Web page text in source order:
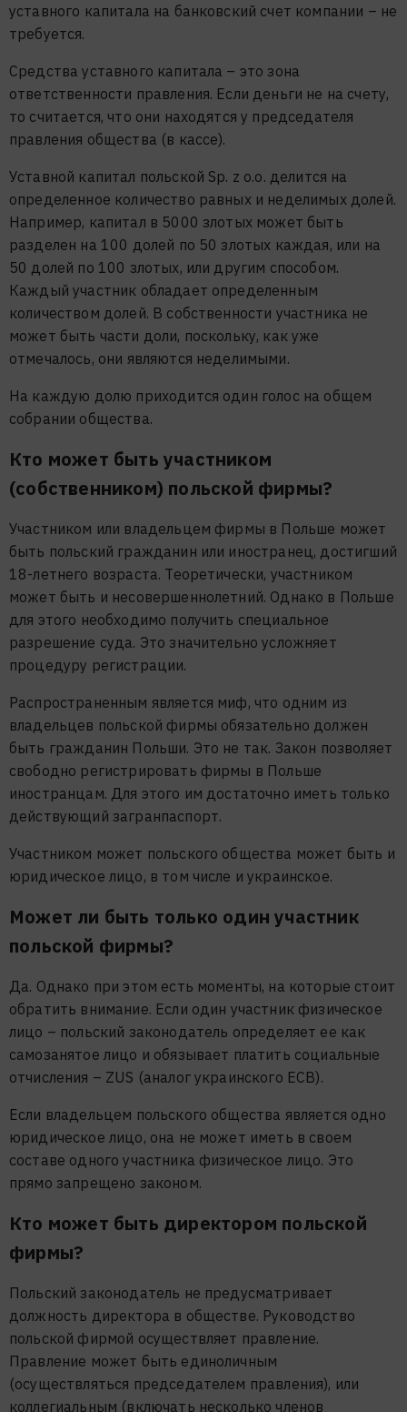
уставного капитала на банковский счет компании – не
требуется.
Средства уставного капитала – это зона
ответственности правления. Если деньги не на счету,
то считается, что они находятся у председателя
правления общества (в кассе).
Уставной капитал польской Sp. z o.o. делится на
определенное количество равных и неделимых долей.
Например, капитал в 5000 злотых может быть
разделен на 100 долей по 50 злотых каждая, или на
50 долей по 100 злотых, или другим способом.
Каждый участник обладает определенным
количеством долей. В собственности участника не
может быть части доли, поскольку, как уже
отмечалось, они являются неделимыми.
На каждую долю приходится один голос на общем
собрании общества.
Кто может быть участником
(собственником) польской фирмы?
Участником или владельцем фирмы в Польше может
быть польский гражданин или иностранец, достигший
18-летнего возраста. Теоретически, участником
может быть и несовершеннолетний. Однако в Польше
для этого необходимо получить специальное
разрешение суда. Это значительно усложняет
процедуру регистрации.
Распространенным является миф, что одним из
владельцев польской фирмы обязательно должен
быть гражданин Польши. Это не так. Закон позволяет
свободно регистрировать фирмы в Польше
иностранцам. Для этого им достаточно иметь только
действующий загранпаспорт.
Участником может польского общества может быть и
юридическое лицо, в том числе и украинское.
Может ли быть только один участник
польской фирмы?
Да. Однако при этом есть моменты, на которые стоит
обратить внимание. Если один участник физическое
лицо – польский законодатель определяет ее как
самозанятое лицо и обязывает платить социальные
отчисления – ZUS (аналог украинского ЕСВ).
Если владельцем польского общества является одно
юридическое лицо, она не может иметь в своем
составе одного участника физическое лицо. Это
прямо запрещено законом.
Кто может быть директором польской
фирмы?
Польский законодатель не предусматривает
должность директора в обществе. Руководство
польской фирмой осуществляет правление.
Правление может быть единоличным
(осуществляться председателем правления), или
коллегиальным (включать несколько членов